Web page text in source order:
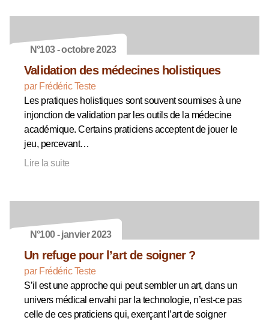
N°103 - octobre 2023
Validation des médecines holistiques
par Frédéric Teste
Les pratiques holistiques sont souvent soumises à une
injonction de validation par les outils de la médecine
académique. Certains praticiens acceptent de jouer le
jeu, percevant…
Lire la suite
N°100 - janvier 2023
Un refuge pour l’art de soigner ?
par Frédéric Teste
S’il est une approche qui peut sembler un art, dans un
univers médical envahi par la technologie, n’est-ce pas
celle de ces praticiens qui, exerçant l’art de soigner